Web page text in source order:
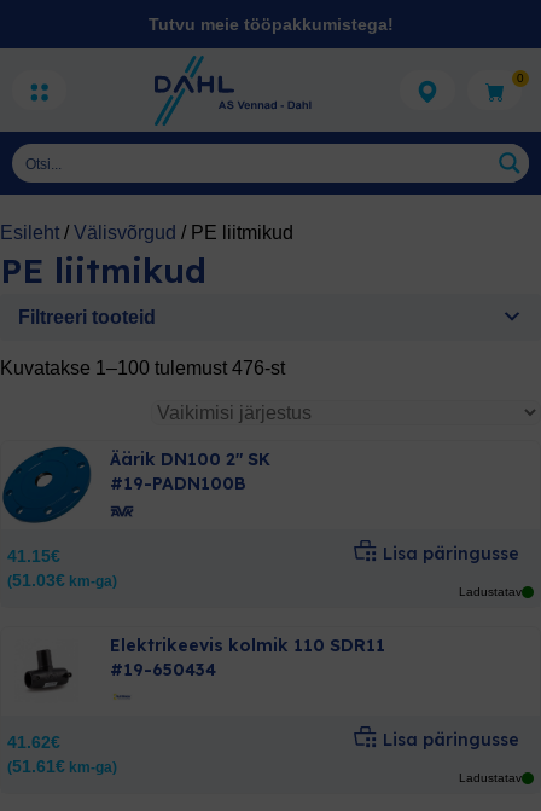
Tutvu meie tööpakkumistega!
0
Esileht /Välisvõrgud / PE liitmikud
PE liitmikud
Filtreeri tooteid
Saadavus
Kaubamärk
vali kaubamärk
Materjal
Rohkem filtreid
Sanitaartehnika
Sisevõrgud
Kuvatakse 1–100 tulemust 476-st
Äärik DN100 2″ SK
#19-PADN100B
41.15€
(51.03€ km-ga)
Lisa päringusse
Ladustatav
Elektrikeevis kolmik 110 SDR11
#19-650434
41.62€
(51.61€ km-ga)
Lisa päringusse
Ladustatav